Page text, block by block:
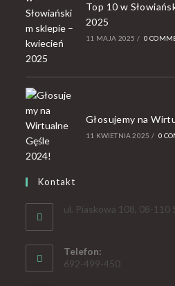
Top 10 w
2025
11 MAJA 2025 / 0
Głosujemy na
11 KWIETNIA 2025 / 0
Kontakt
ul. Piaskowa 108, 08-110
Telefon:
692-499-450